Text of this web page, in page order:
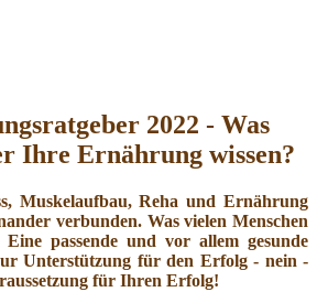
2022 - Was
Ihre Ernährung wissen?
Muskelaufbau, Reha und Ernährung
verbunden. Was vielen Menschen
passende und vor allem gesunde
Unterstützung für den Erfolg - nein -
für Ihren Erfolg!